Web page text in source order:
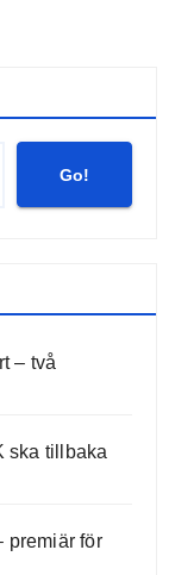
Go!
– två
ska tillbaka
premiär för